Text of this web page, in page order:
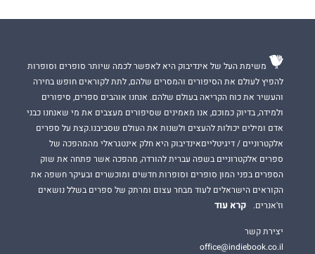
משימת העל של אינדיבוק היא לאפשר לכמה שיותר סופרים וסופרות
להפיץ לעולם את הסיפורים והמסרים שלהם, לתת לקוראים חופש בחירה
והעשיר את כוח הקריאה בעולם שלהם. אנחנו אוהבים ספרים, סיפורים
ולמידה, בדיוק כמוכם, אנו מאמינים שסיפורים מעצבים את מי שאנחנו כבני
אדם ומילים יכולות להעצים ולשנות את העולם שסביבנו.קצת על ספרים
אלקטרוניים / דיגיטלייםאינדיבוק היא חלק אינטגראלי מהמהפכה של
ספרים אלקטרוניים בשפה עברית להורדה, מהפכה אשר פתחה את שוק
הספרים בפני המון סופרים וסופרות חדשים ומוכשרים ובעיקר חשפה את
הקוראים הישראלים לעוד מבחר עצום ומרתק של ספרים בשלל נושאים
וז'אנרים.
קרא עוד
יצירת קשר
office@indiebook.co.il